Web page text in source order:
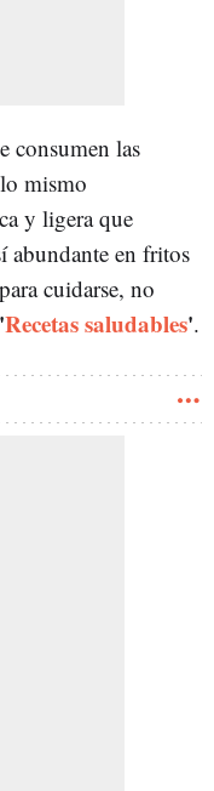
consumen las
mismo
y ligera que
abundante en fritos
cuidarse, no
'Recetas saludables'.